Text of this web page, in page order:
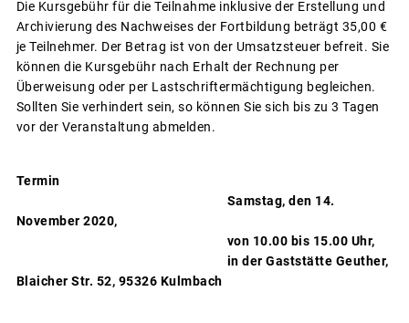
Die Kursgebühr für die Teilnahme inklusive der Erstellung und
Archivierung des Nachweises der Fortbildung beträgt 35,00 €
je Teilnehmer. Der Betrag ist von der Umsatzsteuer befreit. Sie
können die Kursgebühr nach Erhalt der Rechnung per
Überweisung oder per Lastschriftermächtigung begleichen.
Sollten Sie verhindert sein, so können Sie sich bis zu 3 Tagen
vor der Veranstaltung abmelden.
Termin
Samstag, den 14.
November 2020,
von 10.00 bis 15.00 Uhr,
in der Gaststätte Geuther,
Blaicher Str. 52, 95326 Kulmbach